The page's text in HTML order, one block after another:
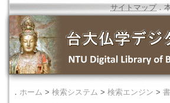
サイトマップ．
． ホーム > 検索システム > 検索エンジン >